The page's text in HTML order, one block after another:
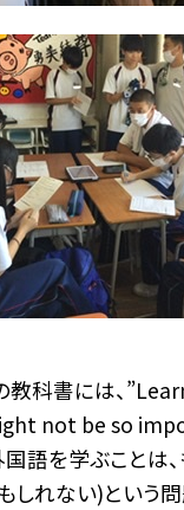
教科書には、
not be so
語を学ぶことは
しれない)という